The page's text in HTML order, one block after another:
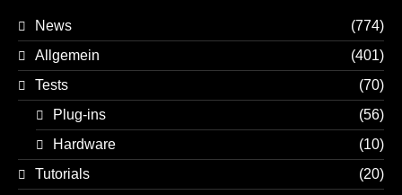
News
(774)
Allgemein
(401)
Tests
(70)
Plug-ins
(56)
Hardware
(10)
Tutorials
(20)